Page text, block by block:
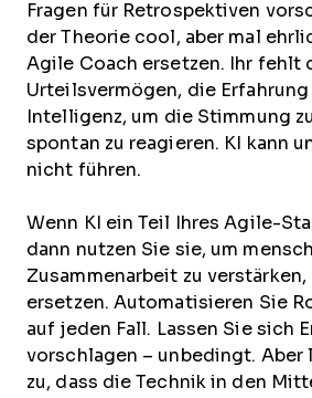
Fragen für Retrospektiven
der Theorie cool, aber mal
Agile Coach ersetzen. Ihr fehlt
Urteilsvermögen, die
Intelligenz, um die Stimmung
spontan zu reagieren. KI kann
nicht führen.
Wenn KI ein Teil Ihres Agile-
dann nutzen Sie sie, um
Zusammenarbeit zu verstärken,
ersetzen. Automatisieren Sie
auf jeden Fall. Lassen Sie sich
vorschlagen – unbedingt. Aber
zu, dass die Technik in den